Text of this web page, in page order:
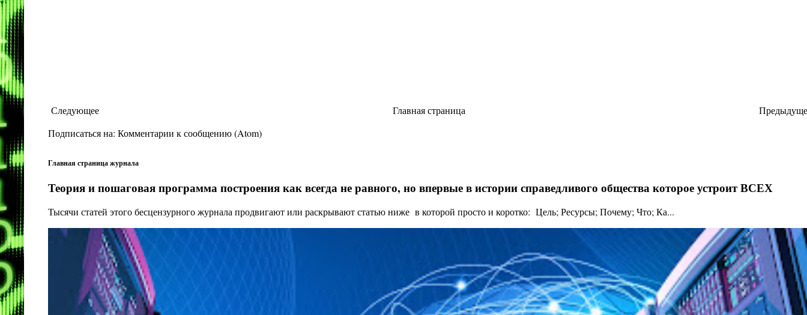
Следующее
Главная страница
Подписаться на: Комментарии к сообщению (Atom)
Главная страница журнала
Теория и пошаговая программа построения как всегда не равного, но впервые в истории справедливого общества которое устроит ВСЕХ
Тысячи статей этого бесцензурного журнала продвигают или раскрывают статью ниже в которой просто и коротко: Цель; Ресурсы; Почему; Что; Ка...